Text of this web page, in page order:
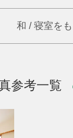
和 / 寝室を
参考一覧